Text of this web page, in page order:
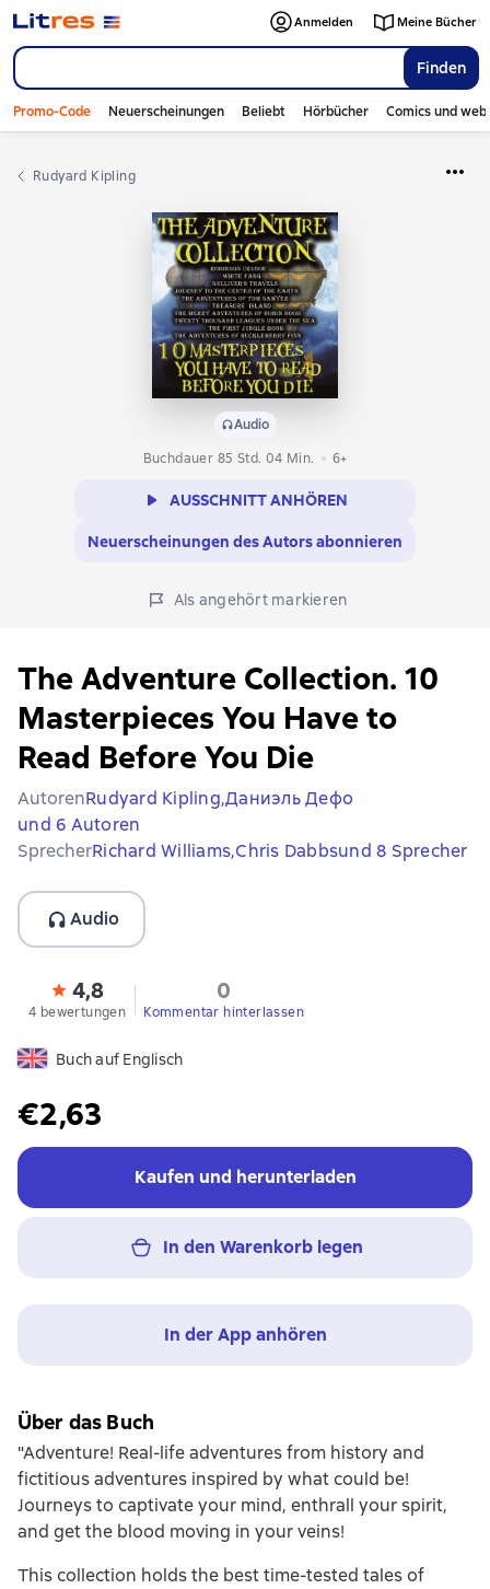
Finden
Anmelden Meine Bücher
Promo-Code Neuerscheinungen Beliebt Hörbücher Comics und
Rudyard Kipling
Audio
Buchdauer 85 Std. 04 Min.
6+
AUSSCHNITT ANHÖREN
Neuerscheinungen des Autors abonnieren
Als angehört markieren
The Adventure Collection. 10
Masterpieces You Have to
Read Before You Die
AutorenRudyard Kipling,Даниэль Дефо
und 6 Autoren
SprecherRichard Williams,Chris Dabbsund 8 Sprecher
Audio
4,8
4 bewertungen
0
Kommentar hinterlassen
Buch auf Englisch
€2,63
Kaufen und herunterladen
In den Warenkorb legen
In der App anhören
Über das Buch
"Adventure! Real-life adventures from history and
fictitious adventures inspired by what could be!
Journeys to captivate your mind, enthrall your spirit,
and get the blood moving in your veins!
This collection holds the best time-tested tales of